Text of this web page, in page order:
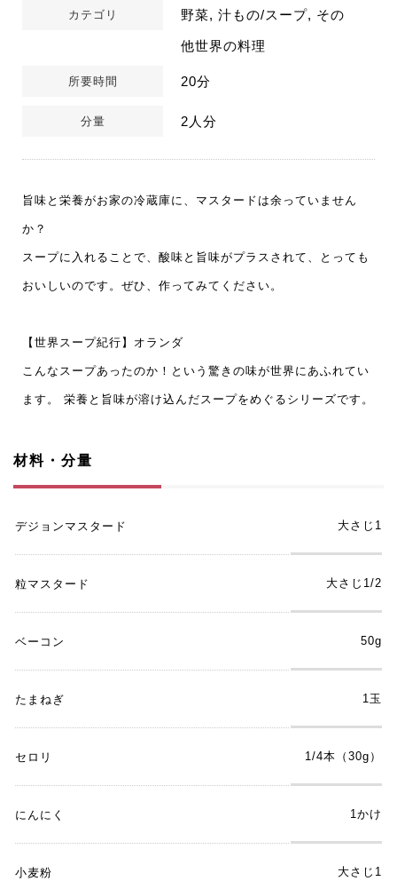
カテゴリ 野菜, 汁もの/スープ, その
他世界の料理
所要時間 20分
分量 2人分
旨味と栄養がお家の冷蔵庫に、マスタードは余っていません
か？
スープに入れることで、酸味と旨味がプラスされて、とっても
おいしいのです。ぜひ、作ってみてください。
【世界スープ紀行】オランダ
こんなスープあったのか！という驚きの味が世界にあふれてい
ます。 栄養と旨味が溶け込んだスープをめぐるシリーズです。
材料・分量
デジョンマスタード 大さじ1
粒マスタード 大さじ1/2
ベーコン 50g
たまねぎ 1玉
セロリ 1/4本（30g）
にんにく 1かけ
小麦粉 大さじ1